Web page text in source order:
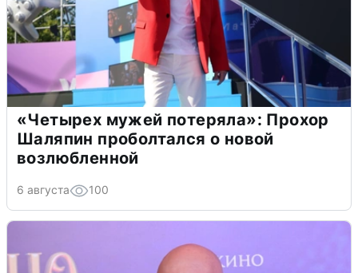
«Четырех мужей потеряла»: Прохор
Шаляпин проболтался о новой
возлюбленной
6 августа 100